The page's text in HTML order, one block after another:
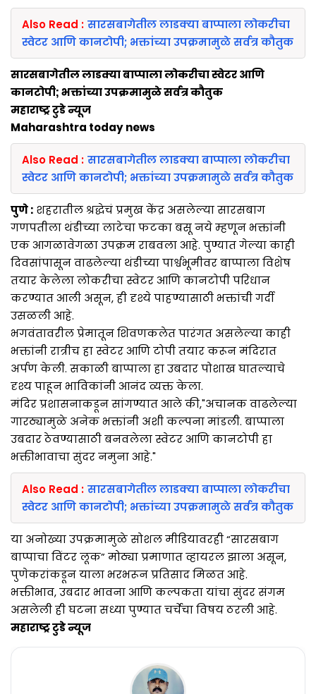
Also Read : सारसबागेतील लाडक्या बाप्पाला लोकरीचा
स्वेटर आणि कानटोपी; भक्तांच्या उपक्रमामुळे सर्वत्र कौतुक
सारसबागेतील लाडक्या बाप्पाला लोकरीचा स्वेटर आणि
कानटोपी; भक्तांच्या उपक्रमामुळे सर्वत्र कौतुक
महाराष्ट्र टुडे न्यूज
Maharashtra today news
Also Read : सारसबागेतील लाडक्या बाप्पाला लोकरीचा
स्वेटर आणि कानटोपी; भक्तांच्या उपक्रमामुळे सर्वत्र कौतुक
पुणे : शहरातील श्रद्धेचं प्रमुख केंद्र असलेल्या सारसबाग
गणपतीला थंडीच्या लाटेचा फटका बसू नये म्हणून भक्तांनी
एक आगळावेगळा उपक्रम राबवला आहे. पुण्यात गेल्या काही
दिवसांपासून वाढलेल्या थंडीच्या पार्श्वभूमीवर बाप्पाला विशेष
तयार केलेला लोकरीचा स्वेटर आणि कानटोपी परिधान
करण्यात आली असून, ही दृश्ये पाहण्यासाठी भक्तांची गर्दी
उसळली आहे.
भगवंतावरील प्रेमातून शिवणकलेत पारंगत असलेल्या काही
भक्तांनी रात्रीच हा स्वेटर आणि टोपी तयार करून मंदिरात
अर्पण केली. सकाळी बाप्पाला हा उबदार पोशाख घातल्याचे
दृश्य पाहून भाविकांनी आनंद व्यक्त केला.
मंदिर प्रशासनाकडून सांगण्यात आले की,"अचानक वाढलेल्या
गारठ्यामुळे अनेक भक्तांनी अशी कल्पना मांडली. बाप्पाला
उबदार ठेवण्यासाठी बनवलेला स्वेटर आणि कानटोपी हा
भक्तीभावाचा सुंदर नमुना आहे."
Also Read : सारसबागेतील लाडक्या बाप्पाला लोकरीचा
स्वेटर आणि कानटोपी; भक्तांच्या उपक्रमामुळे सर्वत्र कौतुक
या अनोख्या उपक्रमामुळे सोशल मीडियावरही “सारसबाग
बाप्पाचा विंटर लूक” मोठ्या प्रमाणात व्हायरल झाला असून,
पुणेकरांकडून याला भरभरून प्रतिसाद मिळत आहे.
भक्तीभाव, उबदार भावना आणि कल्पकता यांचा सुंदर संगम
असलेली ही घटना सध्या पुण्यात चर्चेचा विषय ठरली आहे.
महाराष्ट्र टुडे न्यूज